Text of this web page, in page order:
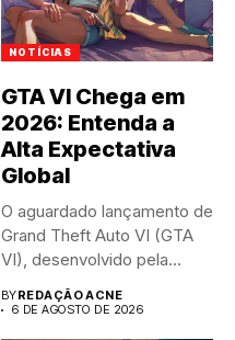
NOTÍCIAS
GTA VI Chega em
2026: Entenda a
Alta Expectativa
Global
O aguardado lançamento de
Grand Theft Auto VI (GTA
VI), desenvolvido pela...
BYREDAÇÃO ACNE
6 DE AGOSTO DE 2026